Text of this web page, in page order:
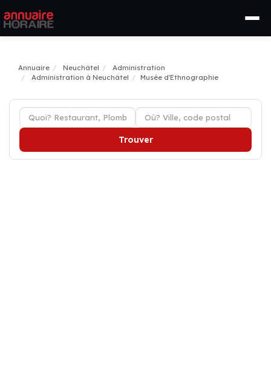
Annuaire Neuchâtel
Administration
Administration à Neuchâtel
Musée d'Ethnographie
Trouver